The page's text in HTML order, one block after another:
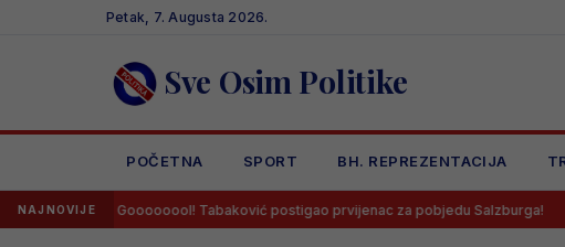
Petak, 7. Augusta 2026.
Sve Osim Politike
POČETNA SPORT BH. REPREZENTACIJA
NAJNOVIJETabaković postigao prvijenac za pobjedu Salzburga! Salah